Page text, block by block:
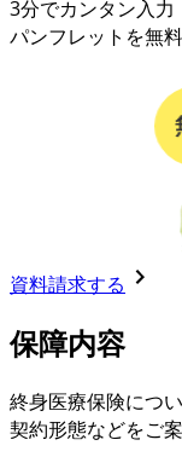
3分でカンタン入力
パンフレットを無
資料請求する
保障内容
終身医療保険につい
契約形態などをご案